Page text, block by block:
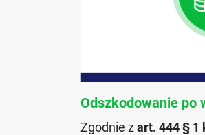
Odszkodowanie po
Zgodnie zart. 444 § 1